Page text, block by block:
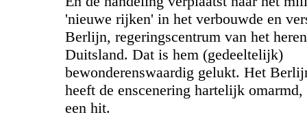
'nieuwe rijken' in het verbouwde en
Berlijn, regeringscentrum van het
Duitsland. Dat is hem (gedeeltelijk)
bewonderenswaardig gelukt. Het
heeft de enscenering hartelijk omarmd,
een hit.